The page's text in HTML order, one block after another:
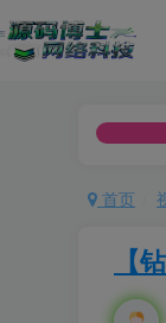
及分享他（她
首页
【